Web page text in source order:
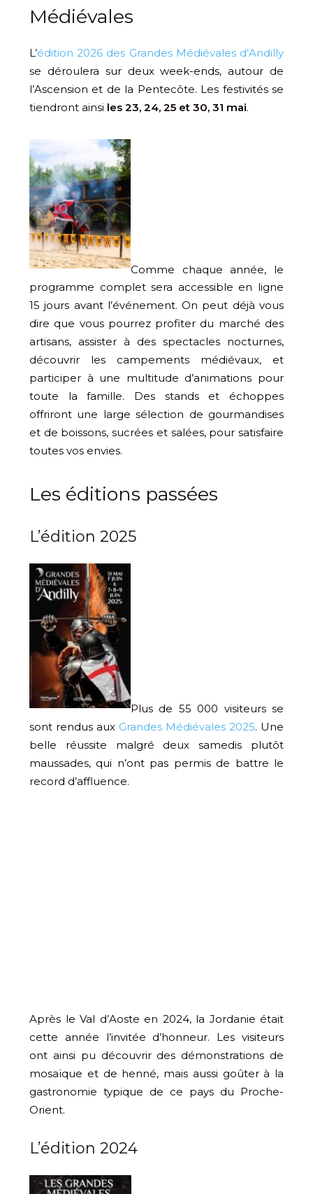
Médiévales
L’édition 2026 des Grandes Médiévales d’Andilly
se déroulera sur deux week-ends, autour de
l’Ascension et de la Pentecôte. Les festivités se
tiendront ainsi les 23, 24, 25 et 30, 31 mai.
Comme chaque année, le
programme complet sera accessible en ligne
15 jours avant l’événement. On peut déjà vous
dire que vous pourrez profiter du marché des
artisans, assister à des spectacles nocturnes,
découvrir les campements médiévaux, et
participer à une multitude d’animations pour
toute la famille. Des stands et échoppes
offriront une large sélection de gourmandises
et de boissons, sucrées et salées, pour satisfaire
toutes vos envies.
Les éditions passées
L’édition 2025
Plus de 55 000 visiteurs se
sont rendus aux Grandes Médiévales 2025. Une
belle réussite malgré deux samedis plutôt
maussades, qui n’ont pas permis de battre le
record d’affluence.
Après le Val d’Aoste en 2024, la Jordanie était
cette année l’invitée d’honneur. Les visiteurs
ont ainsi pu découvrir des démonstrations de
mosaïque et de henné, mais aussi goûter à la
gastronomie typique de ce pays du Proche-
Orient.
L’édition 2024